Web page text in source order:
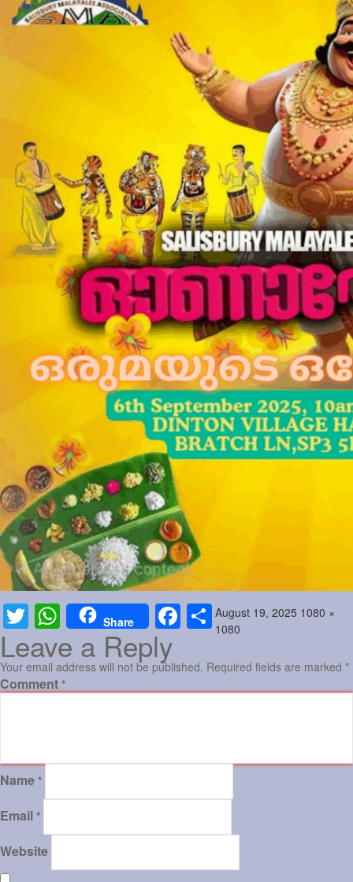
Sports
Gallery
Twitter WhatsAppShare FacebookShare
Posted
on
August 19, 2025 Full
1080 ×
1080
Leave a Reply
Your email address will not be published. Required fields are marked *
Comment *
Name *
Email *
Website